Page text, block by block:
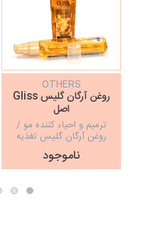
OTHERS
روغن آرگان گلیس Gliss
اصل
ترمیم و احیاء کننده مو /
روغن آرگان گلیس تغذیه
کننده مو/ ایجاد شفافیت و
درخشندگی/حجم 75 میل
ناموجود